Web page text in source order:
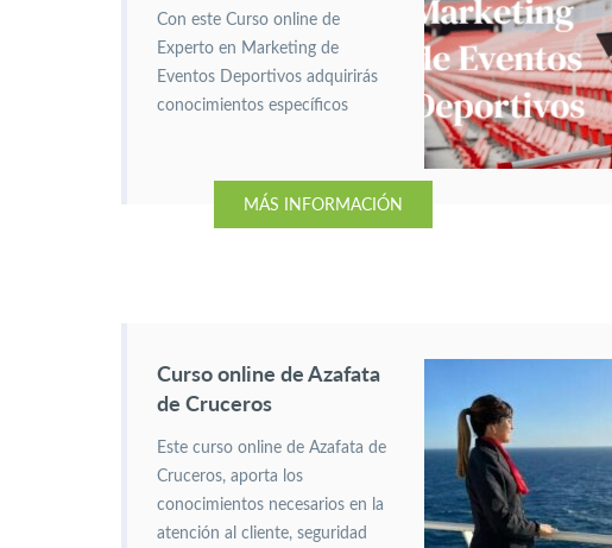
Con este Curso online de
Experto en Marketing de
Eventos Deportivos adquirirás
conocimientos específicos
estrategias de marketing
MÁS INFORMACIÓN
Curso online de Azafata
de Cruceros
Este curso online de Azafata de
Cruceros, aporta los
conocimientos necesarios en la
atención al cliente, seguridad